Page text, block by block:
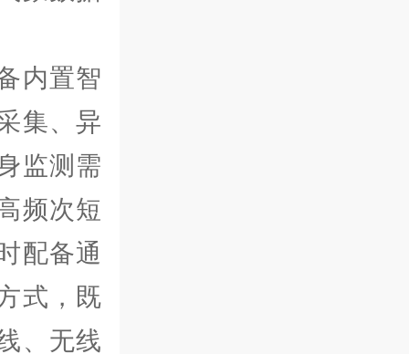
内置智
集、异
监测需
频次短
配备通
式，既
、无线